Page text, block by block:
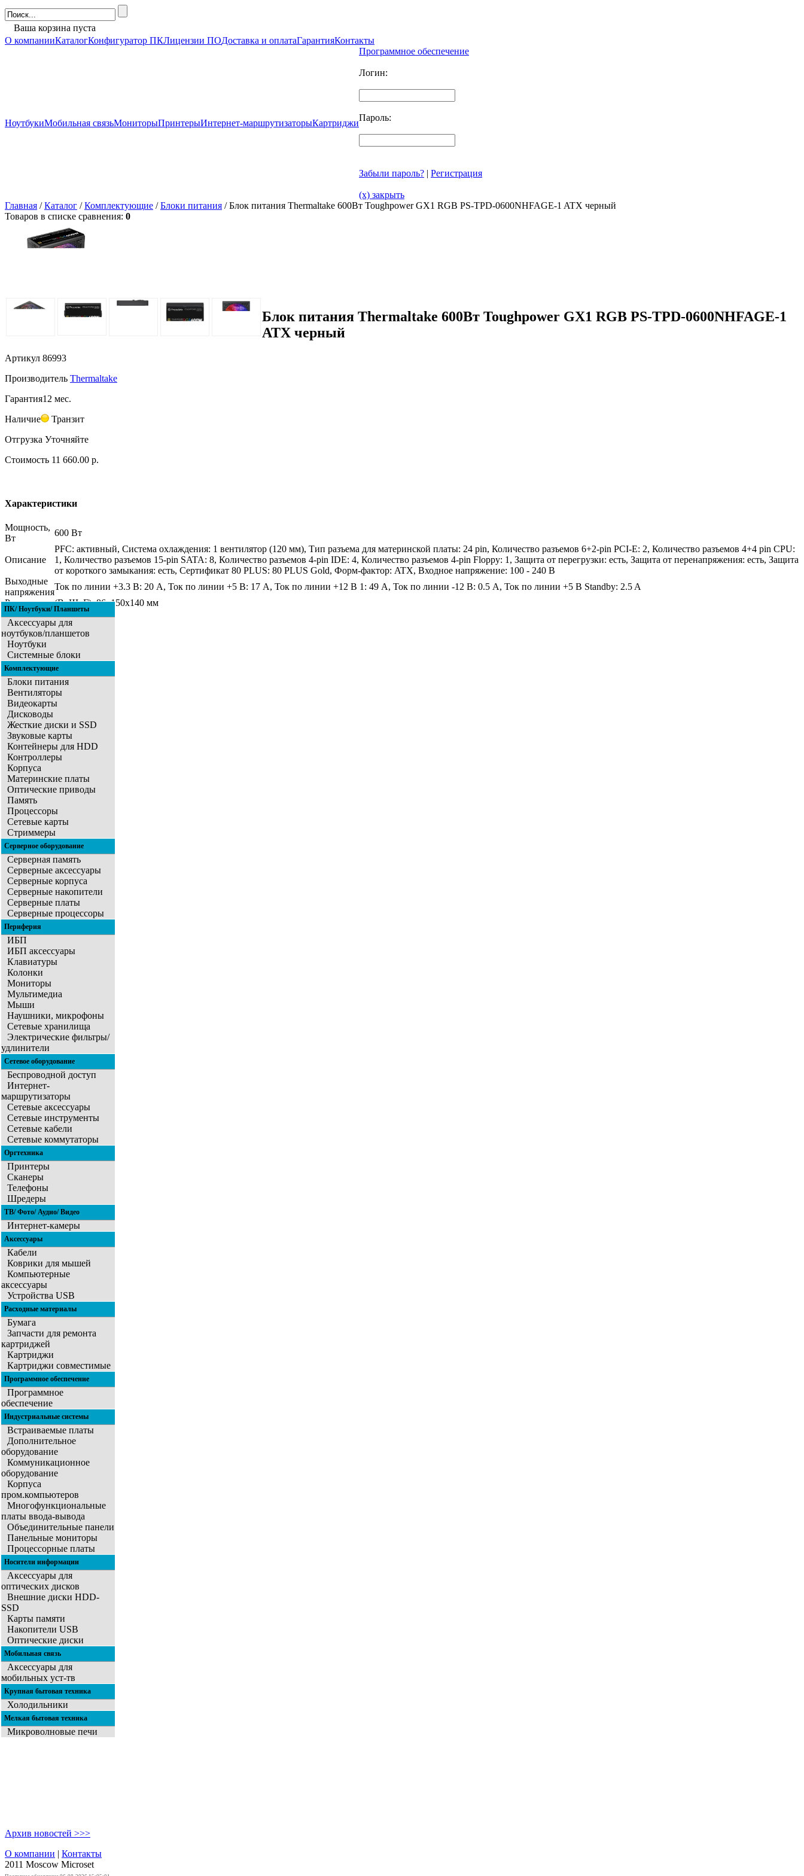
Ваша корзина пуста
О компанииКаталогКонфигуратор ПКЛицензии ПОДоставка и оплатаГарантияКонтакты
НоутбукиМобильная связьМониторыПринтерыИнтернет-маршрутизаторыКартриджи
Программное обеспечение
Логин:
Пароль:
Забыли пароль? | Регистрация
(x) закрыть
Главная /Каталог /Комплектующие /Блоки питания / Блок питания Thermaltake 600Вт Toughpower GX1 RGB PS-TPD-0600NHFAGE-1 ATX черный
Товаров в списке сравнения: 0
Блок питания Thermaltake 600Вт Toughpower GX1 RGB PS-TPD-0600NHFAGE-1
ATX черный
Артикул 86993
Производитель Thermaltake
Гарантия12 мес.
Наличие
Транзит
Отгрузка Уточняйте
Стоимость 11 660.00 р.
Характеристики
Мощность,
Вт
600 Вт
Описание
PFC: активный, Система охлаждения: 1 вентилятор (120 мм), Тип разъема для материнской платы: 24 pin, Количество разъемов 6+2-pin PCI-E: 2, Количество разъемов 4+4 pin CPU:
1, Количество разъемов 15-pin SATA: 8, Количество разъемов 4-pin IDE: 4, Количество разъемов 4-pin Floppy: 1, Защита от перегрузки: есть, Защита от перенапряжения: есть, Защита
от короткого замыкания: есть, Сертификат 80 PLUS: 80 PLUS Gold, Форм-фактор: ATX, Входное напряжение: 100 - 240 В
Выходные
напряжения
Ток по линии +3.3 В: 20 A, Ток по линии +5 В: 17 A, Ток по линии +12 В 1: 49 A, Ток по линии -12 В: 0.5 A, Ток по линии +5 В Standby: 2.5 A
Размер
(ВxШxГ): 86x150x140 мм
ПК/ Ноутбуки/ Планшеты
Аксессуары для
ноутбуков/планшетов
Ноутбуки
Системные блоки
Комплектующие
Блоки питания
Вентиляторы
Видеокарты
Дисководы
Жесткие диски и SSD
Звуковые карты
Контейнеры для HDD
Контроллеры
Корпуса
Материнские платы
Оптические приводы
Память
Процессоры
Сетевые карты
Стриммеры
Серверное оборудование
Серверная память
Серверные аксессуары
Серверные корпуса
Серверные накопители
Серверные платы
Серверные процессоры
Периферия
ИБП
ИБП аксессуары
Клавиатуры
Колонки
Мониторы
Мультимедиа
Мыши
Наушники, микрофоны
Сетевые хранилища
Электрические фильтры/
удлинители
Сетевое оборудование
Беспроводной доступ
Интернет-
маршрутизаторы
Сетевые аксессуары
Сетевые инструменты
Сетевые кабели
Сетевые коммутаторы
Оргтехника
Принтеры
Сканеры
Телефоны
Шредеры
ТВ/ Фото/ Аудио/ Видео
Интернет-камеры
Аксессуары
Кабели
Коврики для мышей
Компьютерные
аксессуары
Устройства USB
Расходные материалы
Бумага
Запчасти для ремонта
картриджей
Картриджи
Картриджи совместимые
Программное обеспечение
Программное
обеспечение
Индустриальные системы
Встраиваемые платы
Дополнительное
оборудование
Коммуникационное
оборудование
Корпуса
пром.компьютеров
Многофункциональные
платы ввода-вывода
Объединительные панели
Панельные мониторы
Процессорные платы
Носители информации
Аксессуары для
оптических дисков
Внешние диски HDD-
SSD
Карты памяти
Накопители USB
Оптические диски
Мобильная связь
Аксессуары для
мобильных уст-тв
Крупная бытовая техника
Холодильники
Мелкая бытовая техника
Микроволновые печи
Архив новостей >>>
О компании | Контакты
2011 Moscow Microset